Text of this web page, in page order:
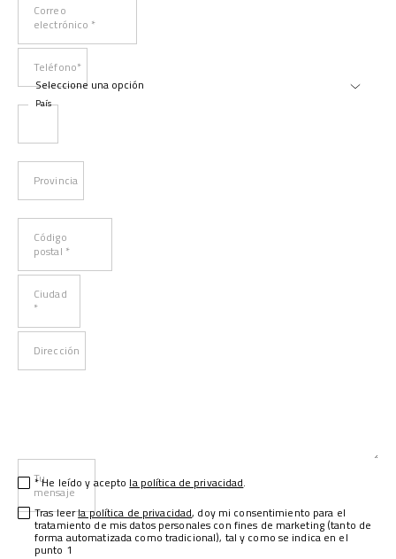
Correo
electrónico *
Teléfono*
País
Provincia
Código
postal *
Ciudad
*
Dirección
Tu
mensaje
* He leído y acepto la política de privacidad.
Tras leerla política de privacidad, doy mi consentimiento para el
tratamiento de mis datos personales con fines de marketing (tanto de
forma automatizada como tradicional), tal y como se indica en el
punto 1